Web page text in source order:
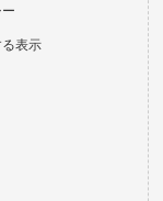
表示